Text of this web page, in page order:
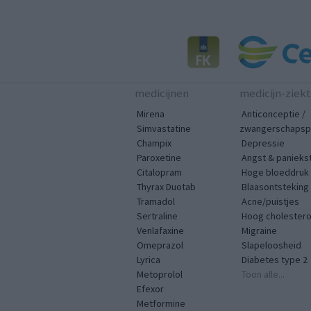
medicijnen
Mirena
Simvastatine
Champix
Paroxetine
Citalopram
Thyrax Duotab
Tramadol
Sertraline
Venlafaxine
Omeprazol
Lyrica
Metoprolol
Efexor
Metformine
medicijn-
Anticonceptie /
Depressie
Angst &
Hoge bloeddruk
Blaasontsteking
Acne/puistjes
Hoog
Migraine
Slapeloosheid
Diabetes type 2
Toon alle...